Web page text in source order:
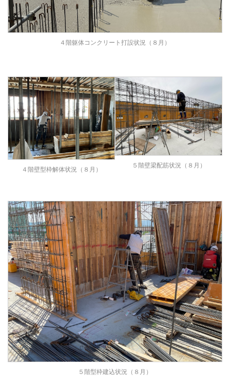
４階躯体コンクリート打設状況（８月）
４階壁型枠解体状況（８月）
５階壁梁配筋状況（８月）
５階型枠建込状況（８月）